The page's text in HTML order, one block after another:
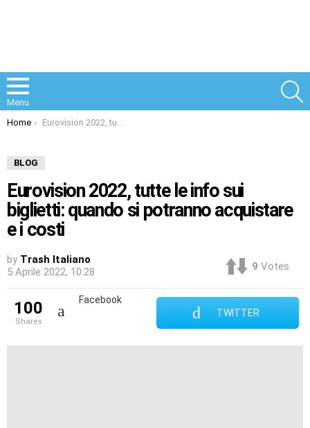
Menu
You are here:
Home Eurovision 2022, tutte le info sui biglietti: quando si potranno acquistare e i costi
BLOG
Eurovision 2022, tutte le info sui
biglietti: quando si potranno acquistare
e i costi
by Trash Italiano
5 Aprile 2022, 10:28
9 Votes
100
shares
Facebook
TWITTER